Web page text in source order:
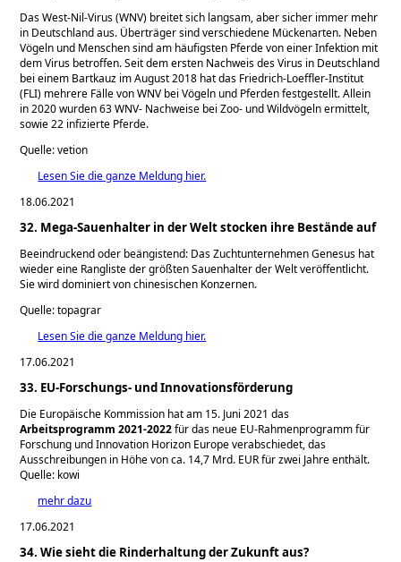
Das West-Nil-Virus (WNV) breitet sich langsam, aber sicher immer mehr
in Deutschland aus. Überträger sind verschiedene Mückenarten. Neben
Vögeln und Menschen sind am häufigsten Pferde von einer Infektion mit
dem Virus betroffen. Seit dem ersten Nachweis des Virus in Deutschland
bei einem Bartkauz im August 2018 hat das Friedrich-Loeffler-Institut
(FLI) mehrere Fälle von WNV bei Vögeln und Pferden festgestellt. Allein
in 2020 wurden 63 WNV- Nachweise bei Zoo- und Wildvögeln ermittelt,
sowie 22 infizierte Pferde.
Quelle: vetion
Lesen Sie die ganze Meldung hier.
18.06.2021
32. Mega-Sauenhalter in der Welt stocken ihre Bestände auf
Beeindruckend oder beängistend: Das Zuchtunternehmen Genesus hat
wieder eine Rangliste der größten Sauenhalter der Welt veröffentlicht.
Sie wird dominiert von chinesischen Konzernen.
Quelle: topagrar
Lesen Sie die ganze Meldung hier.
17.06.2021
33. EU-Forschungs- und Innovationsförderung
Die Europäische Kommission hat am 15. Juni 2021 das
Arbeitsprogramm 2021-2022für das neue EU-Rahmenprogramm für
Forschung und Innovation Horizon Europe verabschiedet, das
Ausschreibungen in Höhe von ca. 14,7 Mrd. EUR für zwei Jahre enthält.
Quelle: kowi
mehr dazu
17.06.2021
34. Wie sieht die Rinderhaltung der Zukunft aus?